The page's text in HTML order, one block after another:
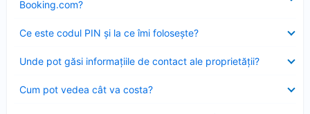
Booking.com?
Ce este codul PIN şi la ce îmi foloseşte?
închis
Unde pot găsi informațiile de contact ale proprietății?
închis
Cum pot vedea cât va costa?
închis